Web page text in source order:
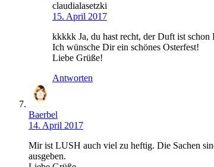
claudialasetzki
15. April 2017
kkkkk Ja, du hast recht, der Duft ist
Ich wünsche Dir ein schönes Osterfest!
Liebe Grüße!
Antworten
Baerbel
14. April 2017
Mir ist LUSH auch viel zu heftig. Die Sachen
ausgeben.